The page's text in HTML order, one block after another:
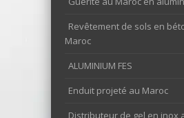
Revêtement de sols en
Maroc
ALUMINIUM FES
Enduit projeté au Maroc